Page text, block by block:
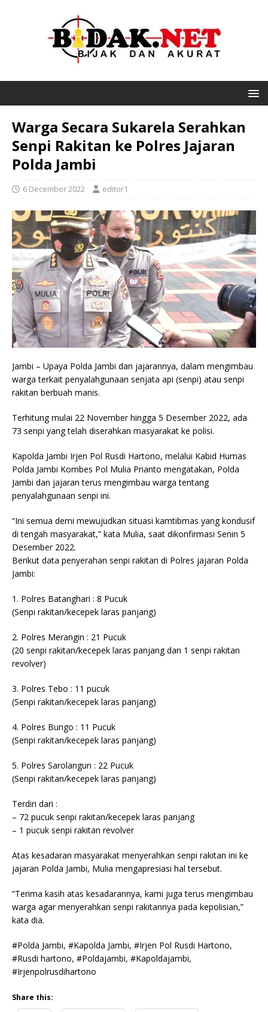
Warga Secara Sukarela Serahkan
Senpi Rakitan ke Polres Jajaran
Polda Jambi
6 December 2022 editor1
Jambi – Upaya Polda Jambi dan jajarannya, dalam mengimbau
warga terkait penyalahgunaan senjata api (senpi) atau senpi
rakitan berbuah manis.
Terhitung mulai 22 November hingga 5 Desember 2022, ada
73 senpi yang telah diserahkan masyarakat ke polisi.
Kapolda Jambi Irjen Pol Rusdi Hartono, melalui Kabid Humas
Polda Jambi Kombes Pol Mulia Prianto mengatakan, Polda
Jambi dan jajaran terus mengimbau warga tentang
penyalahgunaan senpi ini.
“Ini semua demi mewujudkan situasi kamtibmas yang kondusif
di tengah masyarakat,” kata Mulia, saat dikonfirmasi Senin 5
Desember 2022.
Berikut data penyerahan senpi rakitan di Polres jajaran Polda
Jambi:
1. Polres Batanghari : 8 Pucuk
(Senpi rakitan/kecepek laras panjang)
2. Polres Merangin : 21 Pucuk
(20 senpi rakitan/kecepek laras panjang dan 1 senpi rakitan
revolver)
3. Polres Tebo : 11 pucuk
(Senpi rakitan/kecepek laras panjang)
4. Polres Bungo : 11 Pucuk
(Senpi rakitan/kecepek laras panjang)
5. Polres Sarolangun : 22 Pucuk
(Senpi rakitan/kecepek laras panjang)
Terdiri dari :
– 72 pucuk senpi rakitan/kecepek laras panjang
– 1 pucuk senpi rakitan revolver
Atas kesadaran masyarakat menyerahkan senpi rakitan ini ke
jajaran Polda Jambi, Mulia mengapresiasi hal tersebut.
“Terima kasih atas kesadarannya, kami juga terus mengimbau
warga agar menyerahkan senpi rakitannya pada kepolisian,”
kata dia.
#Polda Jambi, #Kapolda Jambi, #Irjen Pol Rusdi Hartono,
#Rusdi hartono, #Poldajambi, #Kapoldajambi,
#Irjenpolrusdihartono
Share this: